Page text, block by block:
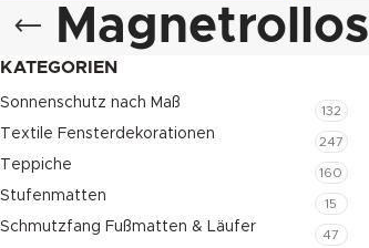
Magnetrollos
KATEGORIEN
Sonnenschutz nach Maß 132
Textile Fensterdekorationen 247
Teppiche 160
Stufenmatten 15
Schmutzfang Fußmatten & Läufer 47